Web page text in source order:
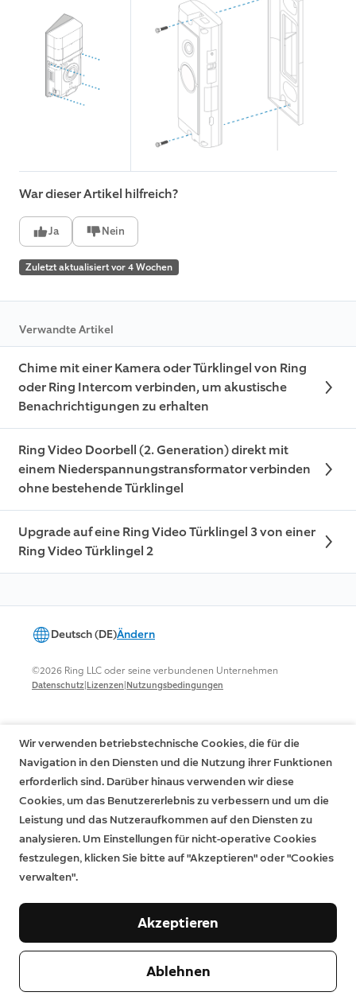
War dieser Artikel hilfreich?
Ja Nein
Zuletzt aktualisiert vor 4 Wochen
Verwandte Artikel
Chime mit einer Kamera oder Türklingel von Ring
oder Ring Intercom verbinden, um akustische
Benachrichtigungen zu erhalten
Ring Video Doorbell (2. Generation) direkt mit
einem Niederspannungstransformator verbinden
ohne bestehende Türklingel
Upgrade auf eine Ring Video Türklingel 3 von einer
Ring Video Türklingel 2
Deutsch (DE)Ändern
©2026 Ring LLC oder seine verbundenen Unternehmen
Datenschutz|Lizenzen|Nutzungsbedingungen
Wir verwenden betriebstechnische Cookies, die für die
Navigation in den Diensten und die Nutzung ihrer Funktionen
erforderlich sind. Darüber hinaus verwenden wir diese
Cookies, um das Benutzererlebnis zu verbessern und um die
Leistung und das Nutzeraufkommen auf den Diensten zu
analysieren. Um Einstellungen für nicht-operative Cookies
festzulegen, klicken Sie bitte auf "Akzeptieren" oder "Cookies
verwalten".
Ablehnen
Akzeptieren